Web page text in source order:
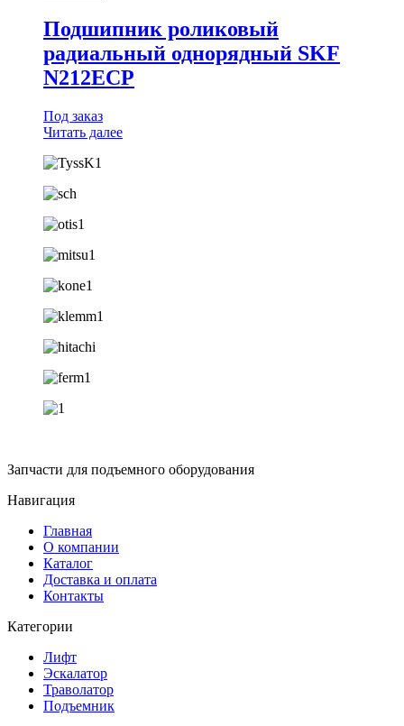
Подшипник роликовый
радиальный однорядный SKF
N212ECP
Под заказ
Читать далее
Запчасти для подъемного оборудования
Навигация
Главная
О компании
Каталог
Доставка и оплата
Контакты
Категории
Лифт
Эскалатор
Траволатор
Подъемник